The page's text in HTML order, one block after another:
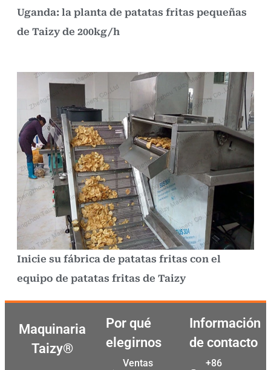
Uganda: la planta de patatas fritas pequeñas
de Taizy de 200kg/h
Inicie su fábrica de patatas fritas con el
equipo de patatas fritas de Taizy
Maquinaria
Taizy®
Por qué
elegirnos
Ventas
Información
de contacto
+86